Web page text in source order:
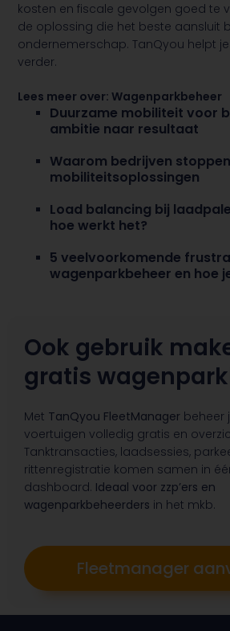
kosten en fiscale gevolgen goed te
de oplossing die het beste aansluit
ondernemerschap. TanQyou helpt
verder.
Lees meer over: Wagenparkbeheer
Duurzame mobiliteit voor
ambitie naar resultaat
Waarom bedrijven
mobiliteitsoplossingen
Load balancing bij
hoe werkt het?
5 veelvoorkomende
wagenparkbeheer en hoe
Ook gebruik
gratis
Met TanQyou FleetManager beheer
voertuigen volledig gratis en
Tanktransacties, laadsessies,
rittenregistratie komen samen in
dashboard. Ideaal voor zzp’ers en
wagenparkbeheerders in het mkb.
Fleetmanager